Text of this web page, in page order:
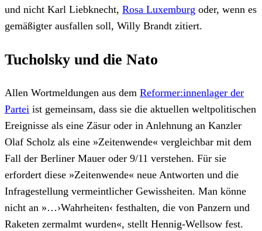
und nicht Karl Liebknecht, Rosa Luxemburg oder, wenn es
gemäßigter ausfallen soll, Willy Brandt zitiert.
Tucholsky und die Nato
Allen Wortmeldungen aus dem Reformer:innenlager der
Partei ist gemeinsam, dass sie die aktuellen weltpolitischen
Ereignisse als eine Zäsur oder in Anlehnung an Kanzler
Olaf Scholz als eine »Zeitenwende« vergleichbar mit dem
Fall der Berliner Mauer oder 9/11 verstehen. Für sie
erfordert diese »Zeitenwende« neue Antworten und die
Infragestellung vermeintlicher Gewissheiten. Man könne
nicht an »…›Wahrheiten‹ festhalten, die von Panzern und
Raketen zermalmt wurden«, stellt Hennig-Wellsow fest.